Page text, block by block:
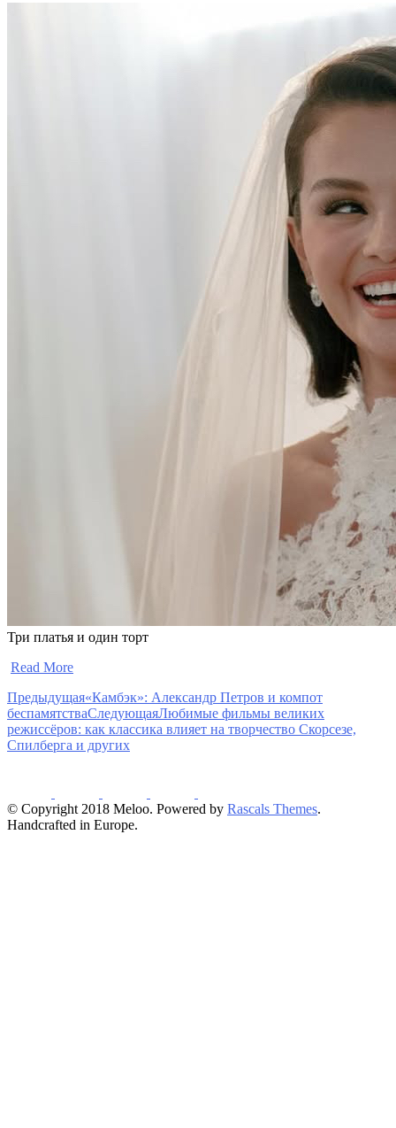
Три платья и один торт
Read More
Предыдущая«Камбэк»: Александр Петров и компот
беспамятстваСледующаяЛюбимые фильмы великих
режиссёров: как классика влияет на творчество Скорсезе,
Спилберга и других
© Copyright 2018 Meloo. Powered by Rascals Themes.
Handcrafted in Europe.